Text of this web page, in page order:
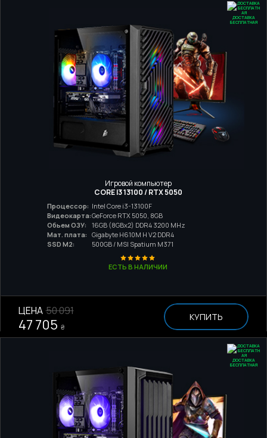
ДОСТАВКА
БЕСПЛАТНАЯ
Игровой компьютер
CORE I3 13100 / RTX 5050
Процессор: Intel Core i3-13100F
Видеокарта:GeForce RTX 5050, 8GB
Обьем ОЗУ:
16GB (8GBx2) DDR4 3200 MHz
Мат. плата:
Gigabyte H610M H V2 DDR4
SSD M2:
500GB / MSI Spatium M371
ЕСТЬ В НАЛИЧИИ
ЦЕНА 50 091
47 705 ₴
КУПИТЬ
ДОСТАВКА
БЕСПЛАТНАЯ